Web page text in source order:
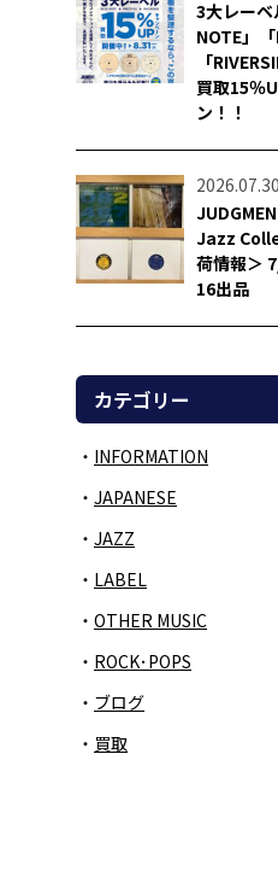
3大レーベ
NOTE」「
「
買取15％
ン！！
2026.07.30
Jazz
荷情報＞
16出品
カテゴリー
INFORMATION
JAPANESE
JAZZ
LABEL
OTHER MUSIC
ROCK･POPS
ブログ
買取